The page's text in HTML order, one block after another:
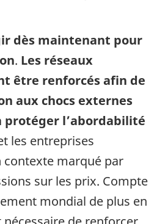
dès maintenant pour
. Les réseaux
être renforcés afin de
aux chocs externes
protéger l’abordabilité
les entreprises
contexte marqué par
sur les prix. Compte
mondial de plus en